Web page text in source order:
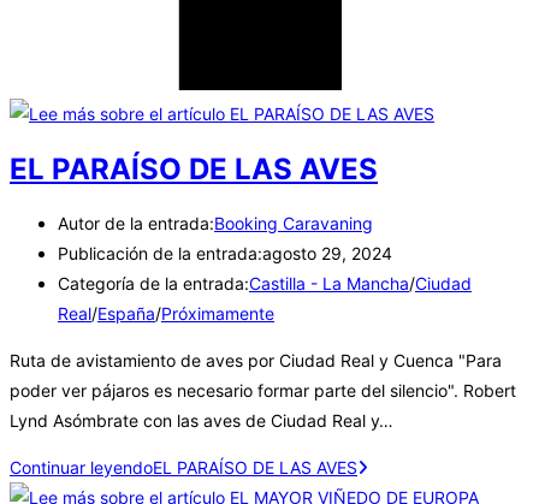
EL PARAÍSO DE LAS AVES
Autor de la entrada:Booking Caravaning
Publicación de la entrada:agosto 29, 2024
Categoría de la entrada:Castilla - La Mancha/Ciudad
Real/España/Próximamente
Ruta de avistamiento de aves por Ciudad Real y Cuenca "Para
poder ver pájaros es necesario formar parte del silencio". Robert
Lynd Asómbrate con las aves de Ciudad Real y…
Continuar leyendoEL PARAÍSO DE LAS AVES